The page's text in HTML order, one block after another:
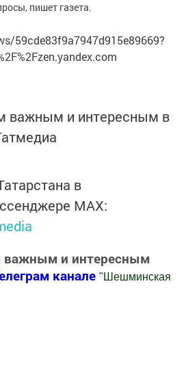
пишет газета.
59cde83f9a7947d915e89669?
важным и интересным в
в
MАХ:
важным и интересным
канале " Шешминская